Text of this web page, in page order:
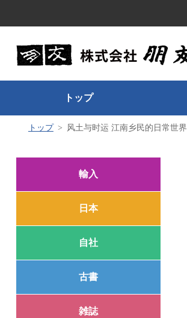
トップ
トップ 风土与时运 江南乡民的日常世界
輸入
日本
自社
古書
雑誌